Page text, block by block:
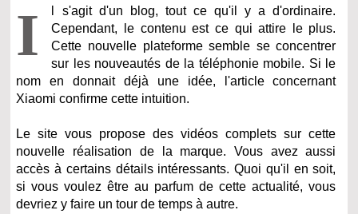
I
l s'agit d'un blog, tout ce qu'il y a d'ordinaire.
Cependant, le contenu est ce qui attire le plus.
Cette nouvelle plateforme semble se concentrer
sur les nouveautés de la téléphonie mobile. Si le
nom en donnait déjà une idée, l'article concernant
Xiaomi confirme cette intuition.
Le site vous propose des vidéos complets sur cette
nouvelle réalisation de la marque. Vous avez aussi
accès à certains détails intéressants. Quoi qu'il en soit,
si vous voulez être au parfum de cette actualité, vous
devriez y faire un tour de temps à autre.